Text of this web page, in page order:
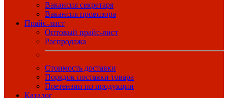
Вакансия секретаря
Вакансия провизора
Прайс-лист
Оптовый прайс-лист
Распродажа
Стоимость доставки
Порядок поставки товара
Претензии по продукции
Каталог